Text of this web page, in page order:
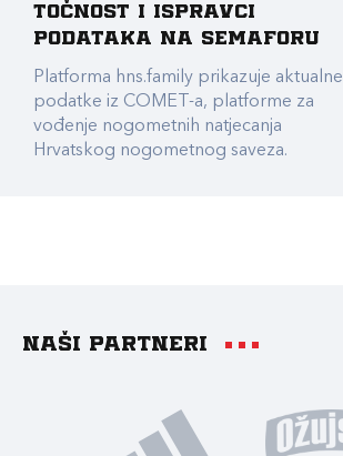
točnost i ispravci
podataka na Semaforu
Platforma hns.family prikazuje aktualne
podatke iz COMET-a, platforme za
vođenje nogometnih natjecanja
Hrvatskog nogometnog saveza.
Naši partneri